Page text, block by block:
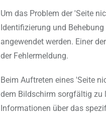
Um das Problem der 'Seite
Identifizierung und
angewendet werden. Einer
der Fehlermeldung.
Beim Auftreten eines 'Seite
dem Bildschirm sorgfältig zu
Informationen über das